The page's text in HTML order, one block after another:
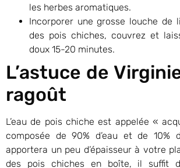
les herbes aromatiques.
Incorporer une grosse louche de
des pois chiches, couvrez et
doux 15-20 minutes.
L’astuce de
ragoût
L’eau de pois chiche est appelée «
composée de 90% d’eau et de 10%
apportera un peu d’épaisseur à votre
des pois chiches en boîte, il suffit